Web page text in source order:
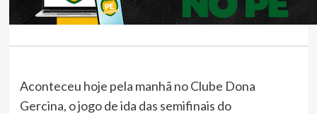
Aconteceu hoje pela manhã no Clube Dona
Gercina, o jogo de ida das semifinais do